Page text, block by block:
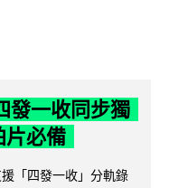
發一收同步獨
必備
「四發一收」分軌錄